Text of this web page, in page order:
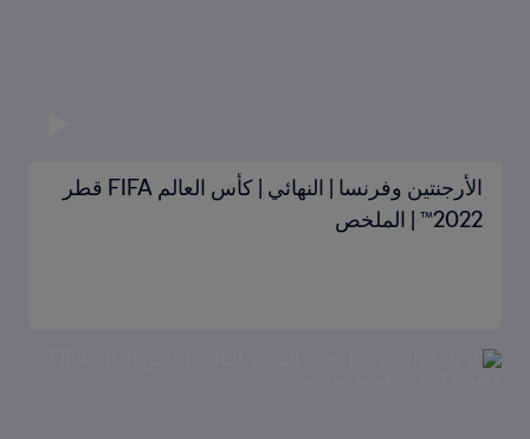
الأرجنتين وفرنسا | النهائي | كأس العالم FIFA قطر
2022™ | الملخص